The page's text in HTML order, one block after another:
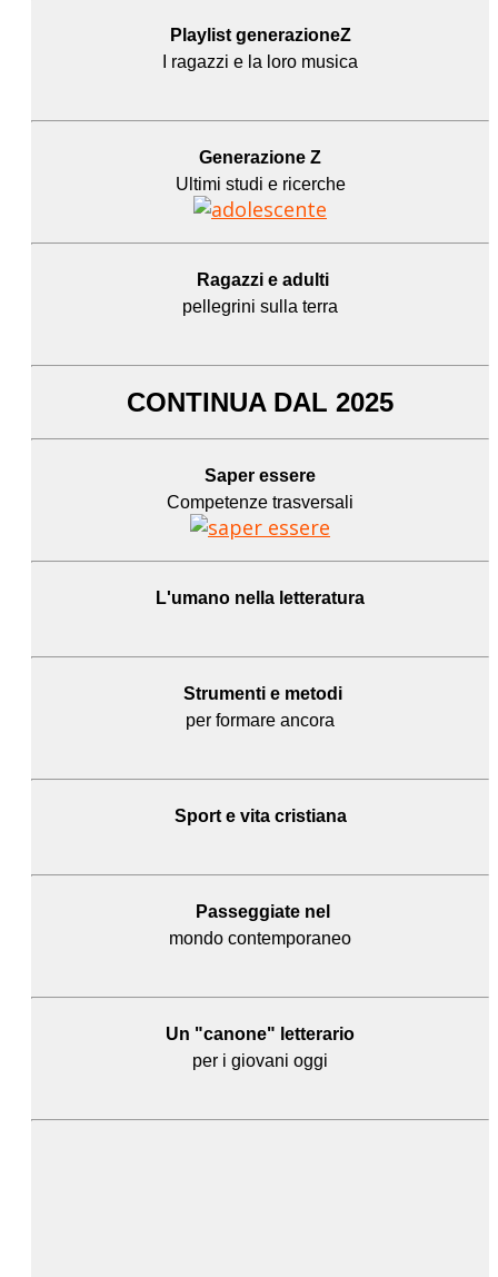
Playlist generazioneZ
I ragazzi e la loro musica
Generazione Z
Ultimi studi e ricerche
Ragazzi e adulti
pellegrini sulla terra
CONTINUA DAL 2025
Saper essere
Competenze trasversali
L'umano nella letteratura
Strumenti e metodi
per formare ancora
Sport e vita cristiana
Passeggiate nel
mondo contemporaneo
Un "canone" letterario
per i giovani oggi